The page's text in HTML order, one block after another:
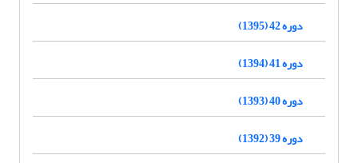
دوره 42 (1395)
دوره 41 (1394)
دوره 40 (1393)
دوره 39 (1392)